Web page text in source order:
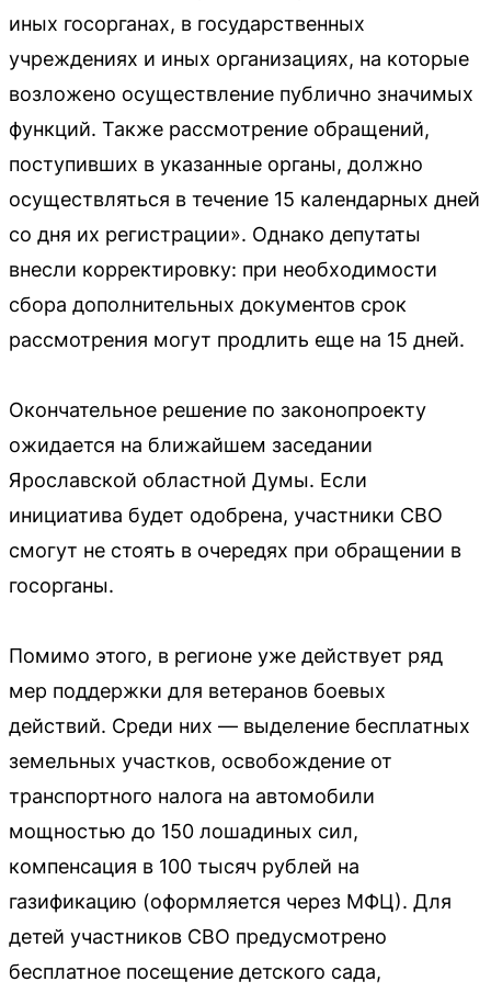
иных госорганах, в государственных
учреждениях и иных организациях, на которые
возложено осуществление публично значимых
функций. Также рассмотрение обращений,
поступивших в указанные органы, должно
осуществляться в течение 15 календарных дней
со дня их регистрации». Однако депутаты
внесли корректировку: при необходимости
сбора дополнительных документов срок
рассмотрения могут продлить еще на 15 дней.
Окончательное решение по законопроекту
ожидается на ближайшем заседании
Ярославской областной Думы. Если
инициатива будет одобрена, участники СВО
смогут не стоять в очередях при обращении в
госорганы.
Помимо этого, в регионе уже действует ряд
мер поддержки для ветеранов боевых
действий. Среди них — выделение бесплатных
земельных участков, освобождение от
транспортного налога на автомобили
мощностью до 150 лошадиных сил,
компенсация в 100 тысяч рублей на
газификацию (оформляется через МФЦ). Для
детей участников СВО предусмотрено
бесплатное посещение детского сада,